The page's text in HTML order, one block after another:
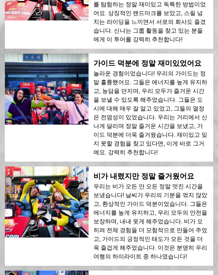
를 탐험하는 정말 재미있고 독특한 방법이었
어요. 상징적인 랜드마크를 보았고, 스릴 넘
치는 라이딩을 느끼면서 서로의 회사도 즐겼
습니다. 신나는 그룹 활동을 찾고 있는 분들
에게 이 투어를 강력히 추천합니다!
가이드 덕분에 정말 재미있었어요
놀라운 경험이었습니다! 우리의 가이드는 정
말 훌륭했어요. 그들은 에너지를 높게 유지하
고, 농담을 던지며, 우리 모두가 즐거운 시간
을 보낼 수 있도록 해주었습니다. 그들은 도
시에 대해 매우 잘 알고 있었고, 그들의 열정
은 전염성이 있었습니다. 우리는 거리에서 신
나게 달리며 정말 즐거운 시간을 보냈고, 가
이드 덕분에 더욱 즐거웠습니다. 재미있고 잊
지 못할 경험을 찾고 있다면, 이게 바로 그거
예요. 강력히 추천합니다!
비가 내렸지만 정말 즐거웠어요
우리는 비가 오든 안 오든 정말 멋진 시간을
보냈습니다! 날씨가 우리의 기분을 꺾지 않았
고, 환상적인 가이드 덕분이었습니다. 그들은
에너지를 높게 유지하고, 우리 모두의 안전을
보장하며, 내내 웃게 해주었습니다. 비가 오
히려 전체 경험을 더 모험적으로 만들어 주었
고, 가이드의 긍정적인 태도가 모든 것을 더
욱 즐겁게 해주었습니다. 이것은 분명히 우리
여행의 하이라이트 중 하나였습니다!